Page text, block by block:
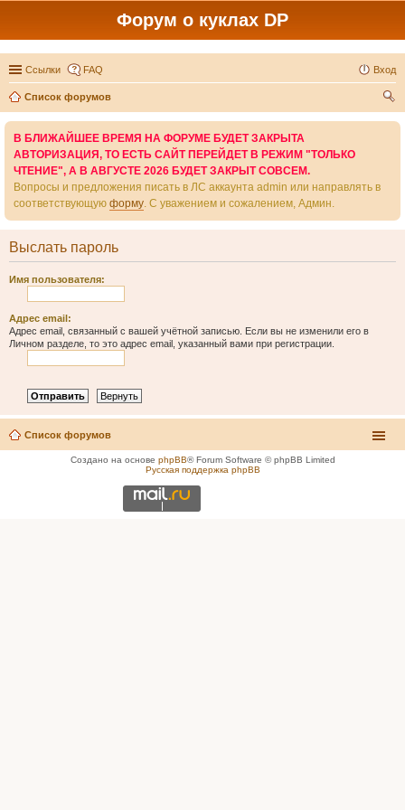
Форум о куклах DP
Ссылки FAQ Вход
Список форумов
В БЛИЖАЙШЕЕ ВРЕМЯ НА ФОРУМЕ БУДЕТ ЗАКРЫТА
АВТОРИЗАЦИЯ, ТО ЕСТЬ САЙТ ПЕРЕЙДЕТ В РЕЖИМ "ТОЛЬКО
ЧТЕНИЕ", А В АВГУСТЕ 2026 БУДЕТ ЗАКРЫТ СОВСЕМ.
Вопросы и предложения писать в ЛС аккаунта admin или направлять в
соответствующую форму. С уважением и сожалением, Админ.
Выслать пароль
Имя пользователя:
Адрес email:
Адрес email, связанный с вашей учётной записью. Если вы не изменили его в
Личном разделе, то это адрес email, указанный вами при регистрации.
Список форумов
Создано на основе phpBB® Forum Software © phpBB Limited
Русская поддержка phpBB